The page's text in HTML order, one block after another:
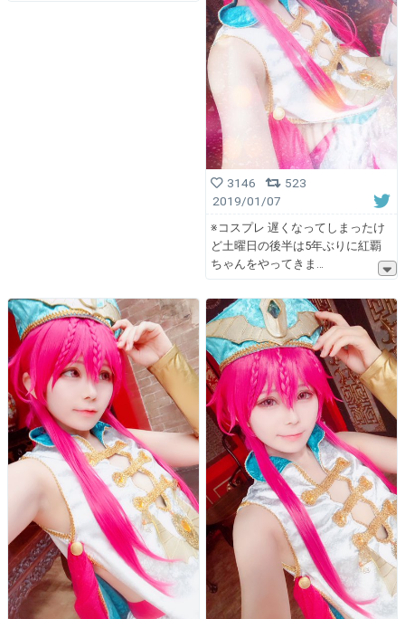
3146
523
2019/01/07
※コスプレ 遅くなってしまったけ
ど土曜日の後半は5年ぶりに紅覇
ちゃんをやってきま